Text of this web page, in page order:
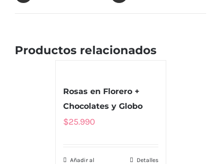
Productos relacionados
Rosas en Florero +
Chocolates y Globo
$25.990
Añadir al
Detalles